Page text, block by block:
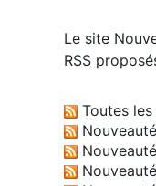
Le site
RSS
Toutes